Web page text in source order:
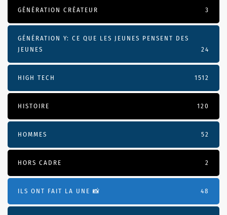
GÉNÉRATION CRÉATEUR 3
GÉNÉRATION Y: CE QUE LES JEUNES PENSENT DES
JEUNES
24
HIGH TECH 1512
HISTOIRE 120
HOMMES 52
HORS CADRE 2
ILS ONT FAIT LA UNE 📸 48